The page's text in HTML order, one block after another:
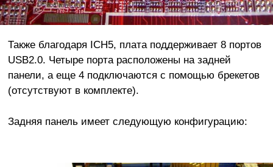
Также благодаря ICH5, плата поддерживает 8 портов
USB2.0. Четыре порта расположены на задней
панели, а еще 4 подключаются с помощью брекетов
(отсутствуют в комплекте).
Задняя панель имеет следующую конфигурацию: